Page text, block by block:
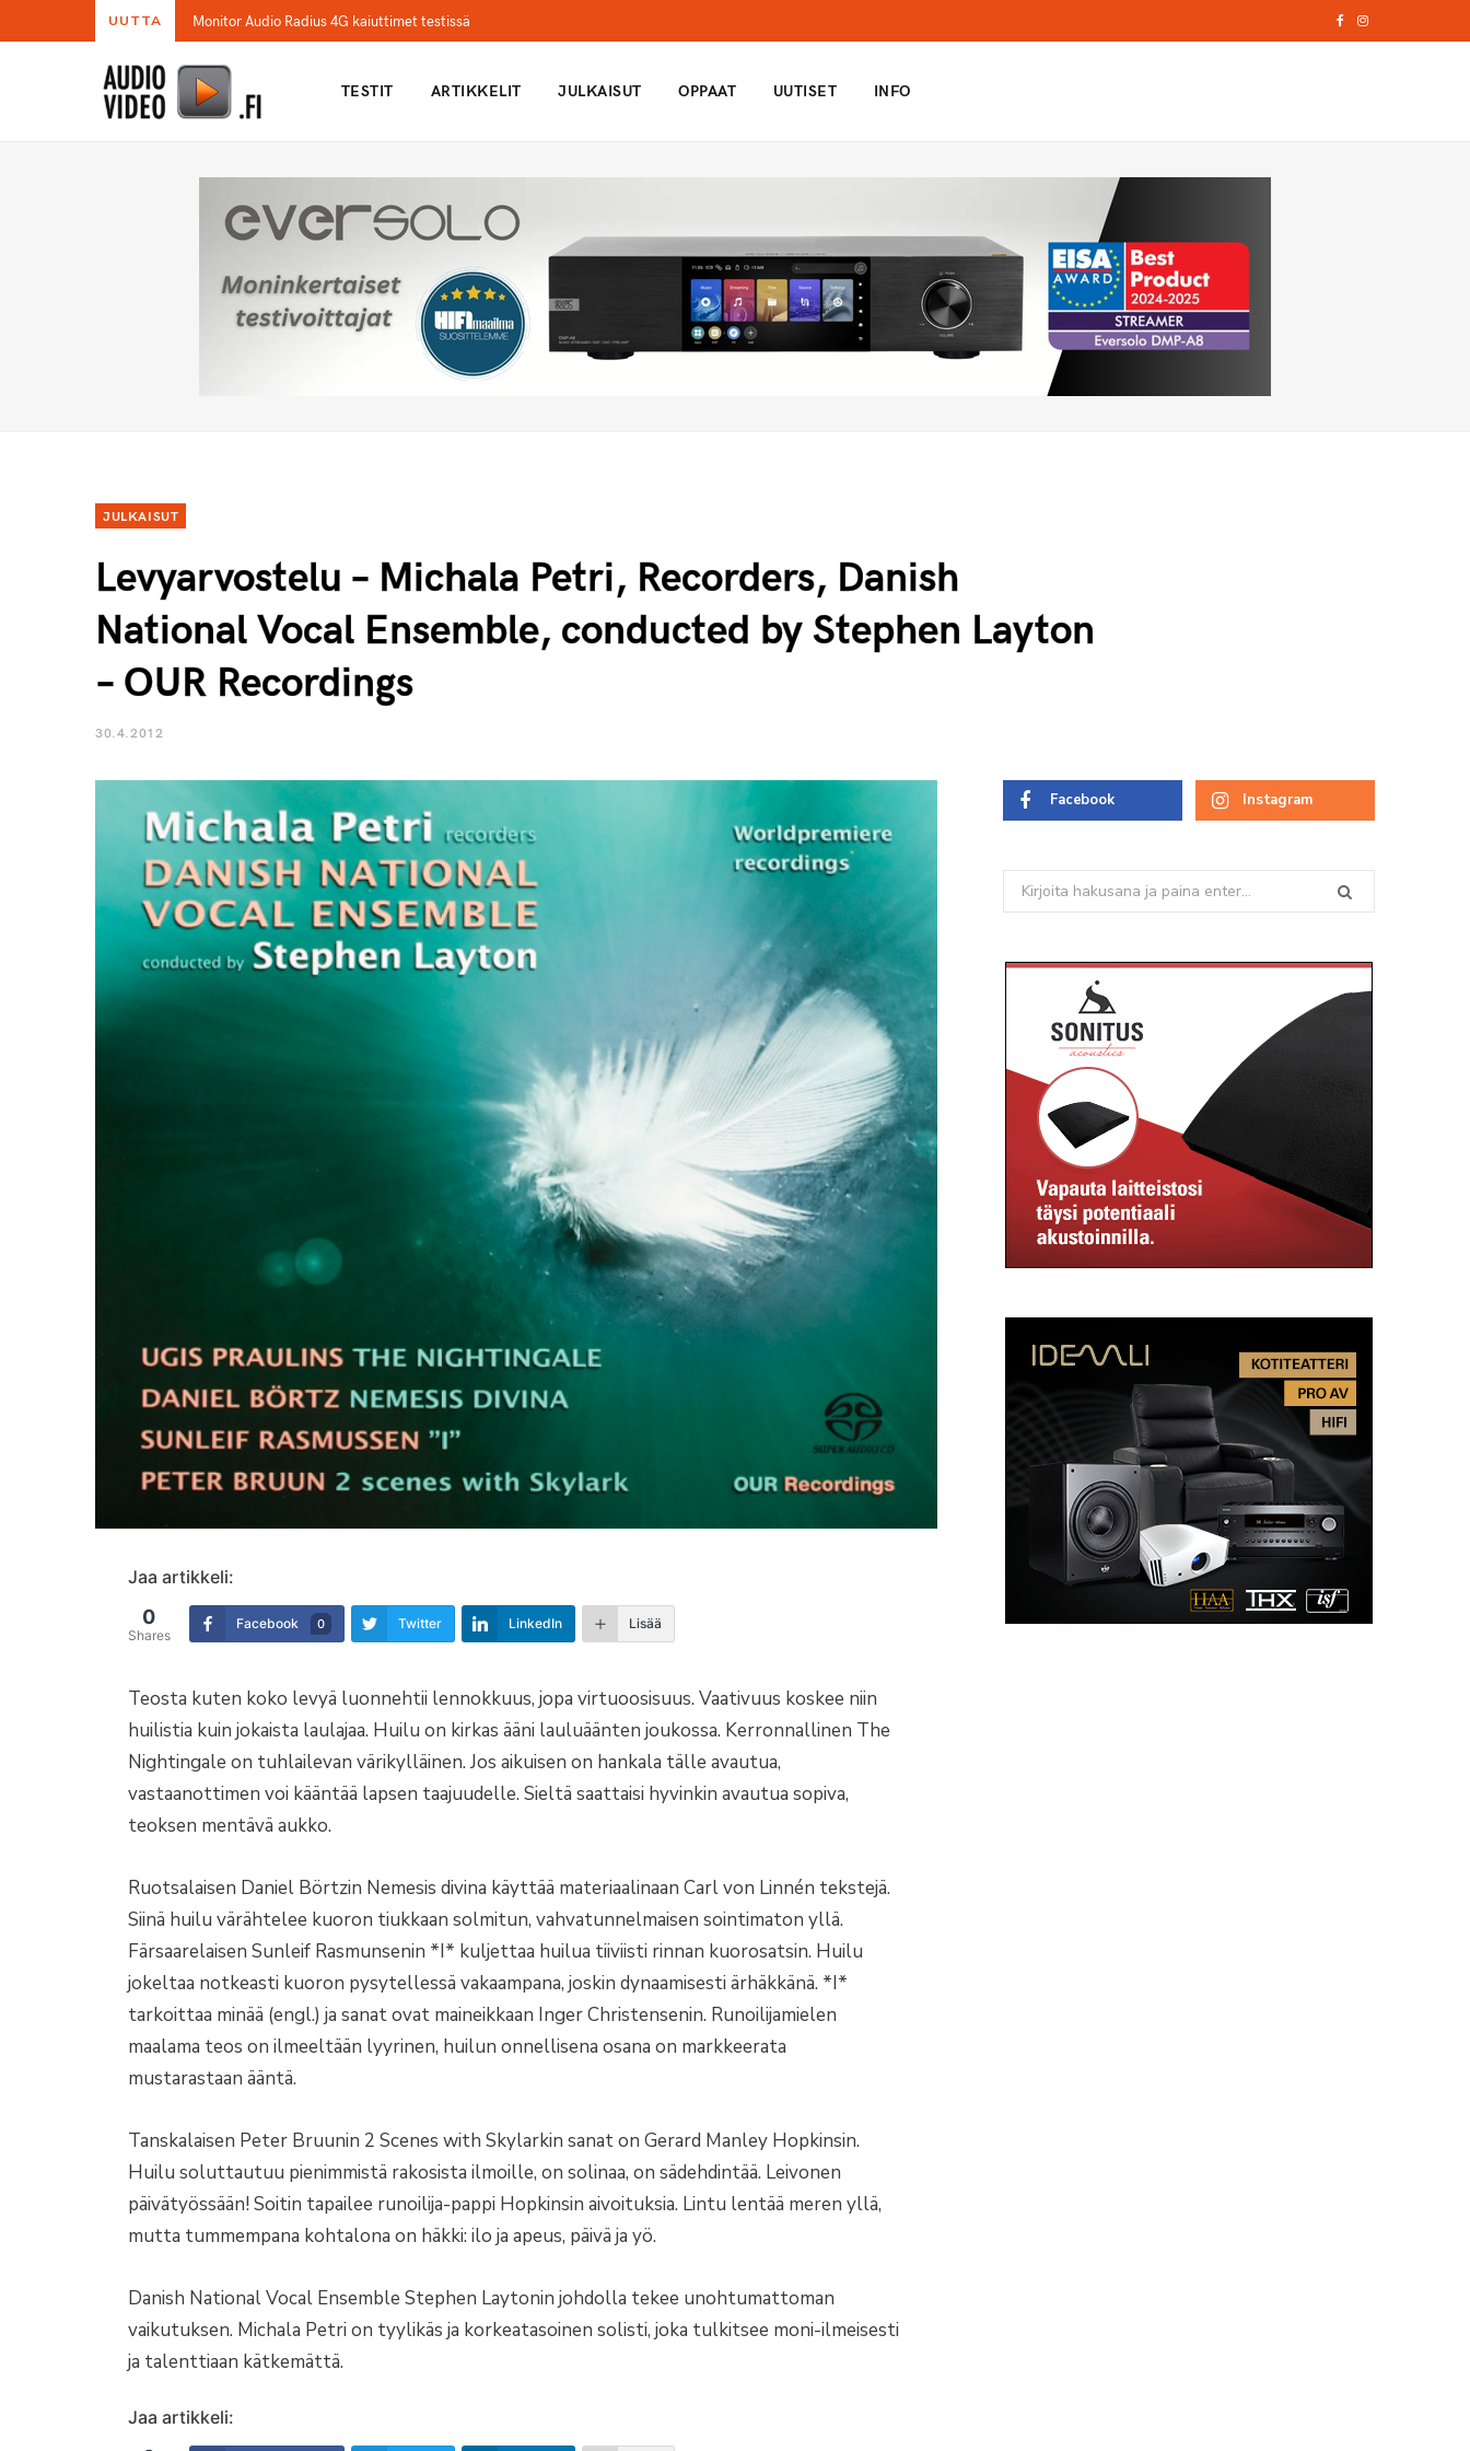
UUTTA Monitor Audio Radius 4G kaiuttimet testissä I
TESTIT ARTIKKELIT JULKAISUT OPPAAT UUTISET INFO
JULKAISUT
Levyarvostelu – Michala Petri, Recorders, Danish
National Vocal Ensemble, conducted by Stephen Layton
– OUR Recordings
30.4.2012
Jaa artikkeli:
0
Shares
Facebook 0 Twitter LinkedIn Lisää
Teosta kuten koko levyä luonnehtii lennokkuus, jopa virtuoosisuus. Vaativuus koskee niin
huilistia kuin jokaista laulajaa. Huilu on kirkas ääni lauluäänten joukossa. Kerronnallinen The
Nightingale on tuhlailevan värikylläinen. Jos aikuisen on hankala tälle avautua,
vastaanottimen voi kääntää lapsen taajuudelle. Sieltä saattaisi hyvinkin avautua sopiva,
teoksen mentävä aukko.
Ruotsalaisen Daniel Börtzin Nemesis divina käyttää materiaalinaan Carl von Linnén tekstejä.
Siinä huilu värähtelee kuoron tiukkaan solmitun, vahvatunnelmaisen sointimaton yllä.
Färsaarelaisen Sunleif Rasmunsenin *I* kuljettaa huilua tiiviisti rinnan kuorosatsin. Huilu
jokeltaa notkeasti kuoron pysytellessä vakaampana, joskin dynaamisesti ärhäkkänä. *I*
tarkoittaa minää (engl.) ja sanat ovat maineikkaan Inger Christensenin. Runoilijamielen
maalama teos on ilmeeltään lyyrinen, huilun onnellisena osana on markkeerata
mustarastaan ääntä.
Tanskalaisen Peter Bruunin 2 Scenes with Skylarkin sanat on Gerard Manley Hopkinsin.
Huilu soluttautuu pienimmistä rakosista ilmoille, on solinaa, on sädehdintää. Leivonen
päivätyössään! Soitin tapailee runoilija-pappi Hopkinsin aivoituksia. Lintu lentää meren yllä,
mutta tummempana kohtalona on häkki: ilo ja apeus, päivä ja yö.
Danish National Vocal Ensemble Stephen Laytonin johdolla tekee unohtumattoman
vaikutuksen. Michala Petri on tyylikäs ja korkeatasoinen solisti, joka tulkitsee moni-ilmeisesti
ja talenttiaan kätkemättä.
Jaa artikkeli:
Facebook Instagram
Search
for: